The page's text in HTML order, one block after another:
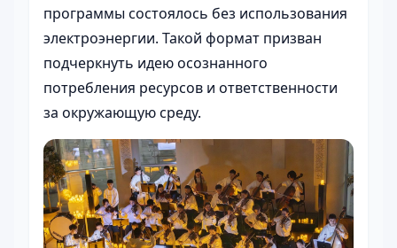
программы состоялось без использования
электроэнергии. Такой формат призван
подчеркнуть идею осознанного
потребления ресурсов и ответственности
за окружающую среду.